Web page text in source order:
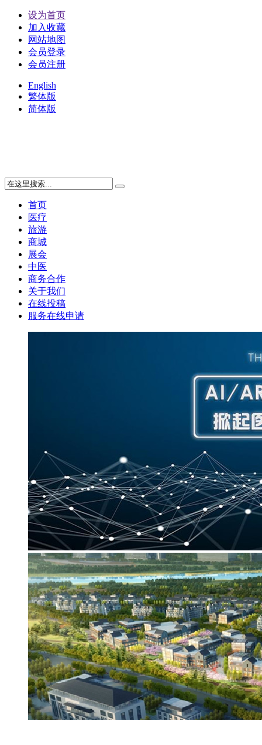
设为首页
加入收藏
网站地图
会员登录
会员注册
English
繁体版
简体版
首页
医疗
旅游
商城
展会
中医
商务合作
关于我们
在线投稿
服务在线申请